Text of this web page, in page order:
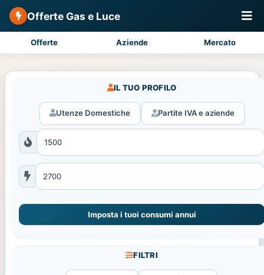
Offerte Gas e Luce
Offerte Aziende Mercato
IL TUO PROFILO
Utenze Domestiche Partite IVA e aziende
Imposta i tuoi consumi annui
FILTRI